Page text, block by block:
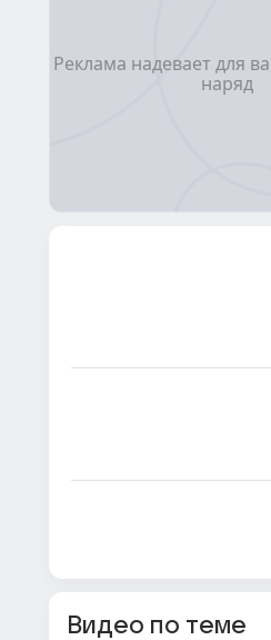
Видео по теме